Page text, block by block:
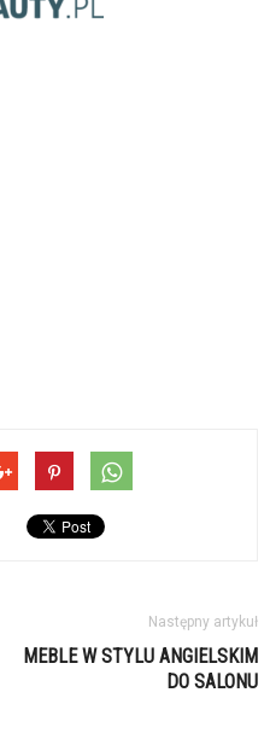
Następny artykuł
MEBLE W STYLU ANGIELSKIM
DO SALONU